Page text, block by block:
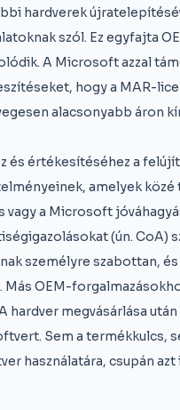
hardverek
szól. Ez egyfajta
A Microsoft azzal
hogy a MAR-
alacsonyabb áron
és értékesítéséhez a
amelyek közé
a Microsoft
(ún. CoA)
személyre szabottan,
OEM-
hardver megvásárlása
Sem a termékkulcs,
használatára, csupán